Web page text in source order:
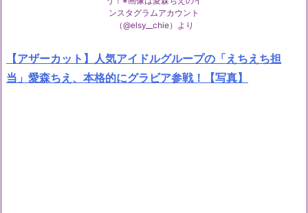
ンスタグラムアカウント
（@elsy__chie）より
【アザーカット】人気アイドルグループの「えちえち担
当」愛森ちえ、本格的にグラビア参戦！【写真】